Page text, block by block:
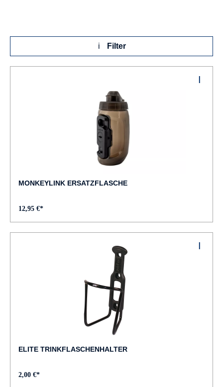
Filter
MONKEYLINK ERSATZFLASCHE
12,95 €*
ELITE TRINKFLASCHENHALTER
2,00 €*